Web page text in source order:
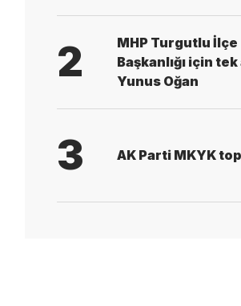
2
MHP Turgutlu İlçe
Başkanlığı için
Yunus Oğan
3 AK Parti MKYK